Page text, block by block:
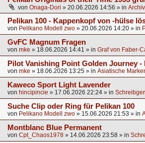
von Onaga-Dori » 20.06.2026 14:56 » in
Pelikan 100 - Kappenkopf von -hülse
von Pelikano Modell zwo » 20.06.2026 14:20 » in
GvFC Magnum Fragen
von mke » 18.06.2026 14:41 » in Graf von Faber-
Pilot Vanishing Point Golden Journey -
von mke » 18.06.2026 13:25 » in Asiatische
Kaweco Sport Light Lavender
von hincipincie » 17.06.2026 22:24 » in
Suche Clip oder Ring für Pelikan 100
von Pelikano Modell zwo » 15.06.2026 21:53 » in
Montblanc Blue Permanent
von Cpt_Chaos1978 » 14.06.2026 23:58 » in